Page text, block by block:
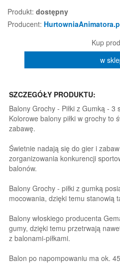
Produkt: dostępny
Producent:
Kup
w
SZCZEGÓŁY PRODUKTU:
Balony Grochy - Piłki z Gumką - 3
Kolorowe balony piłki w grochy to
zabawę.
Świetnie nadają się do gier i
zorganizowania konkurencji
balonów.
Balony Grochy - piłki z gumką
mocowania, dzięki temu stanowią
Balony włoskiego producenta
gumy, dzięki temu przetrwają
z balonami-piłkami.
Balon po napompowaniu ma ok.